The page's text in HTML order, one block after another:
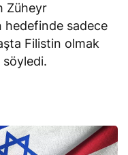
Züheyr
hedefinde sadece
Filistin olmak
söyledi.